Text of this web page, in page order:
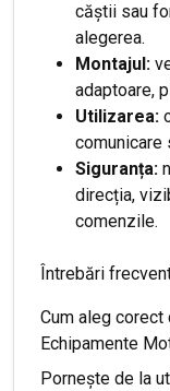
căștii sau
alegerea.
Montajul:
adaptoare,
Utilizarea:
comunicare
Siguranța:
direcția,
comenzile.
Întrebări
Cum aleg
Echipamente
Pornește de la